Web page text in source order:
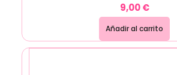
9,00€
Añadir al carrito